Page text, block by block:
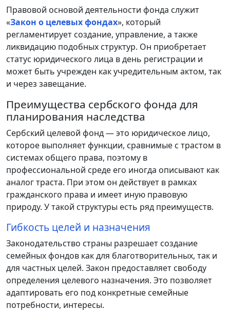
Правовой основой деятельности фонда служит
«Закон о целевых фондах», который
регламентирует создание, управление, а также
ликвидацию подобных структур. Он приобретает
статус юридического лица в день регистрации и
может быть учрежден как учредительным актом, так
и через завещание.
Преимущества сербского фонда для
планирования наследства
Сербский целевой фонд — это юридическое лицо,
которое выполняет функции, сравнимые с трастом в
системах общего права, поэтому в
профессиональной среде его иногда описывают как
аналог траста. При этом он действует в рамках
гражданского права и имеет иную правовую
природу. У такой структуры есть ряд преимуществ.
Гибкость целей и назначения
Законодательство страны разрешает создание
семейных фондов как для благотворительных, так и
для частных целей. Закон предоставляет свободу
определения целевого назначения. Это позволяет
адаптировать его под конкретные семейные
потребности, интересы.